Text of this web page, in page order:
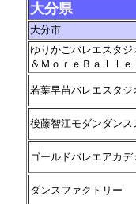
大分県
大分市
ゆりかごバレエスタジ
＆ＭｏｒｅＢａｌｌｅ
若葉早苗バレエスタジ
後藤智江モダンダンス
ゴールドバレエアカデ
ダンスファクトリー